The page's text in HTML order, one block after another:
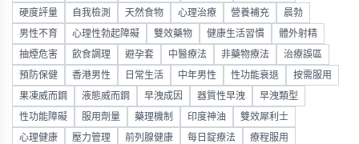
硬度評量 自我檢測 天然食物 心理治療 營養補充 晨勃
男性不育 心理性勃起障礙 雙效藥物 健康生活習慣 體外射精
抽煙危害 飲食調理 避孕套 中醫療法 非藥物療法 治療誤區
預防保健 香港男性 日常生活 中年男性 性功能衰退 按需服用
果凍威而鋼 液態威而鋼 早洩成因 器質性早洩 早洩類型
性功能障礙 服用劑量 藥理機制 印度神油 雙效犀利士
心理健康 壓力管理 前列腺健康 每日錠療法 療程服用